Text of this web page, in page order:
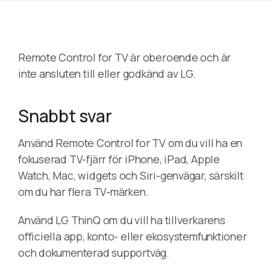
Remote Control for TV är oberoende och är
inte ansluten till eller godkänd av LG.
Snabbt svar
Använd Remote Control for TV om du vill ha en
fokuserad TV-fjärr för iPhone, iPad, Apple
Watch, Mac, widgets och Siri-genvägar, särskilt
om du har flera TV-märken.
Använd LG ThinQ om du vill ha tillverkarens
officiella app, konto- eller ekosystemfunktioner
och dokumenterad supportväg.